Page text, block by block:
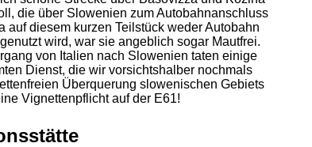
die über Slowenien zum Autobahnanschluss
auf diesem kurzen Teilstück weder Autobahn
wird, war sie angeblich sogar Mautfrei.
von Italien nach Slowenien taten einige
Dienst, die wir vorsichtshalber nochmals
Überquerung slowenischen Gebiets
Vignettenpflicht auf der E61!